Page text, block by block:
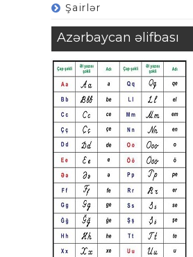
Şairlər
Azərbaycan əlifbası